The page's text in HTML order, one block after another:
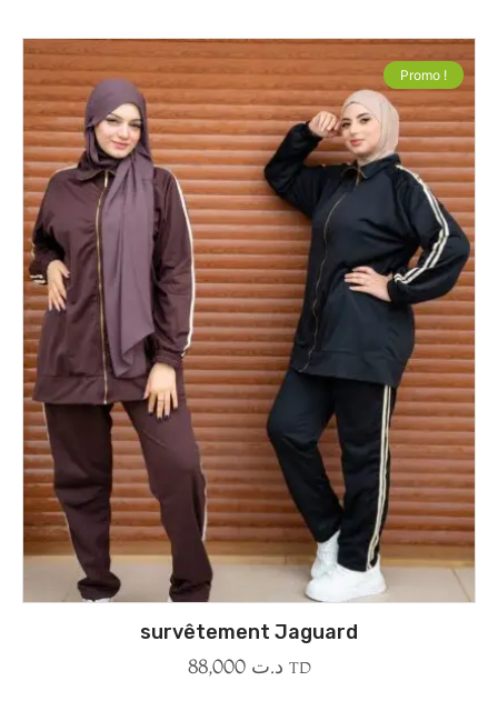
Promo !
survêtement Jaguard
د.ت 88,000 TD